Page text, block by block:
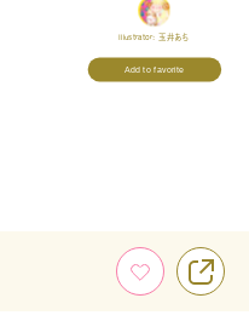
Illustrator: 玉井あち
Add to favorite